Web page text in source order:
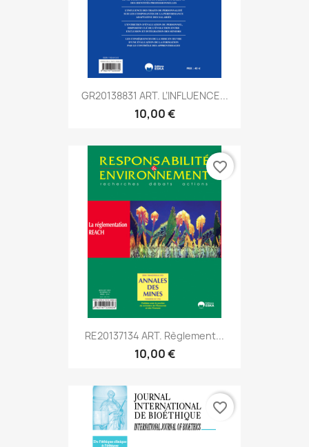
GR20138831 ART. L’INFLUENCE...
10,00 €
RE20137134 ART. Règlement...
10,00 €
favorite_border
favorite_border